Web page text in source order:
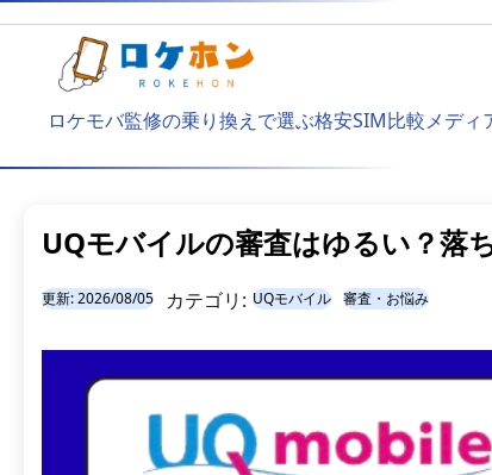
ロケモバ監修の乗り換えで選ぶ格安SIM比較メディ
UQモバイルの審査はゆるい？落
更新:2026/08/05 カテゴリ: UQモバイル 審査・お悩み